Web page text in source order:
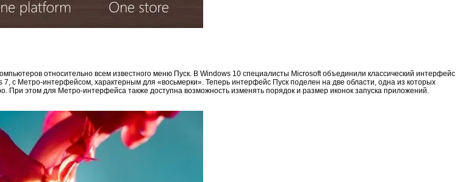
относительно всем известного меню Пуск. В Windows 10 специалисты Microsoft объединили классический интерфейс
с Метро-интерфейсом, характерным для «восьмерки». Теперь интерфейс Пуск поделен на две области, одна из которых
При этом для Метро-интерфейса также доступна возможность изменять порядок и размер иконок запуска приложений.